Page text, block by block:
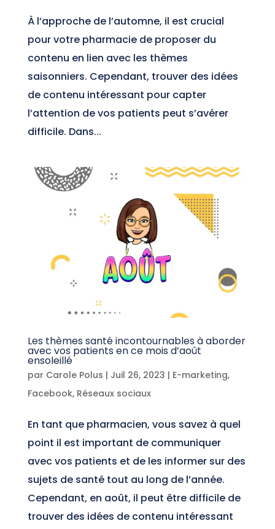
À l’approche de l’automne, il est crucial
pour votre pharmacie de proposer du
contenu en lien avec les thèmes
saisonniers. Cependant, trouver des idées
de contenu intéressant pour capter
l’attention de vos patients peut s’avérer
difficile. Dans...
Les thèmes santé incontournables à aborder
avec vos patients en ce mois d’août
ensoleillé
par Carole Polus | Juil 26, 2023 | E-marketing,
Facebook, Réseaux sociaux
En tant que pharmacien, vous savez à quel
point il est important de communiquer
avec vos patients et de les informer sur des
sujets de santé tout au long de l’année.
Cependant, en août, il peut être difficile de
trouver des idées de contenu intéressant